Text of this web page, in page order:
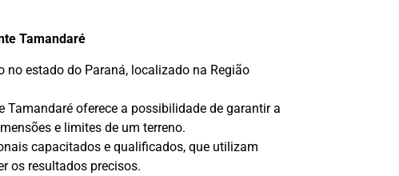
Tamandaré
estado do Paraná, localizado na Região
Tamandaré oferece a possibilidade de garantir a
e limites de um terreno.
capacitados e qualificados, que utilizam
os resultados precisos.